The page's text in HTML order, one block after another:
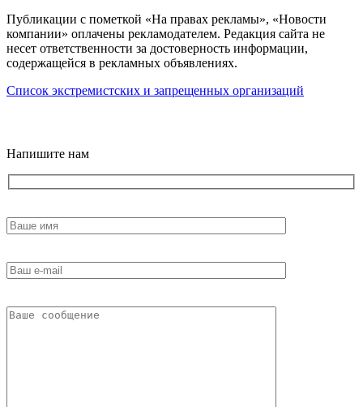
Публикации с пометкой «На правах рекламы», «Новости
компании» оплачены рекламодателем. Редакция сайта не
несет ответственности за достоверность информации,
содержащейся в рекламных объявлениях.
Список экстремистских и запрещенных организаций
Напишите нам